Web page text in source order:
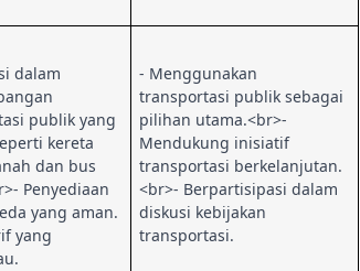
dalam
publik yang
kereta
dan bus
Penyediaan
yang aman.
yang
- Menggunakan
transportasi publik sebagai
pilihan utama.<br>-
Mendukung inisiatif
transportasi berkelanjutan.
<br>- Berpartisipasi dalam
diskusi kebijakan
transportasi.